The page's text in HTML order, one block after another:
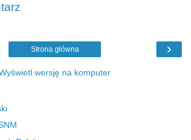
›
Strona główna
wersję na komputer